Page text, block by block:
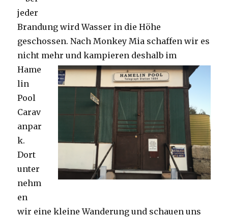
jeder
Brandung wird Wasser in die Höhe
geschossen. Nach Monkey Mia schaffen wir es
nicht mehr und kampieren deshalb im
Hame
lin
Pool
Carav
anpar
k.
Dort
unter
nehm
en
wir eine kleine Wanderung und schauen uns